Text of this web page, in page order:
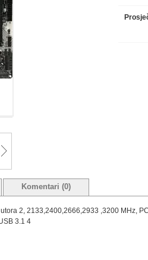
Komentari (0)
2, 2133,2400,2666,2933 ,3200 MHz,
3.1 4